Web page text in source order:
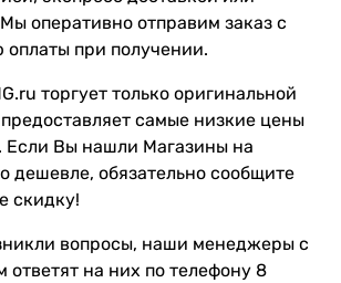
оперативно отправим заказ с
при получении.
торгует только оригинальной
самые низкие цены
Если Вы нашли Магазины на
дешевле, обязательно сообщите
скидку!
вопросы, наши менеджеры с
ответят на них по телефону 8